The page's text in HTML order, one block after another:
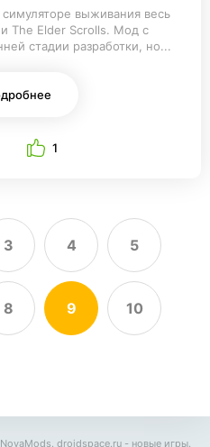
выживания весь
The Elder Scrolls. Мод с
стадии разработки, но...
1
3 4 5
8 9 10
droidspace.ru - новые игры.